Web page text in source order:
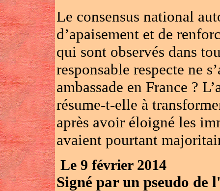
Le consensus national
d’apaisement et de
qui sont observés dans
responsable respecte ne
ambassade en France ?
résume-t-elle à
après avoir éloigné les
avaient pourtant
Le 9 février 2014
Signé par un pseudo de